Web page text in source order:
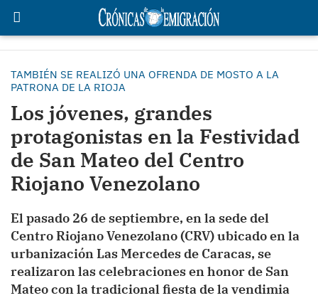
TAMBIÉN SE REALIZÓ UNA OFRENDA DE MOSTO A LA
PATRONA DE LA RIOJA
Los jóvenes, grandes
protagonistas en la Festividad
de San Mateo del Centro
Riojano Venezolano
El pasado 26 de septiembre, en la sede del
Centro Riojano Venezolano (CRV) ubicado en la
urbanización Las Mercedes de Caracas, se
realizaron las celebraciones en honor de San
Mateo con la tradicional fiesta de la vendimia